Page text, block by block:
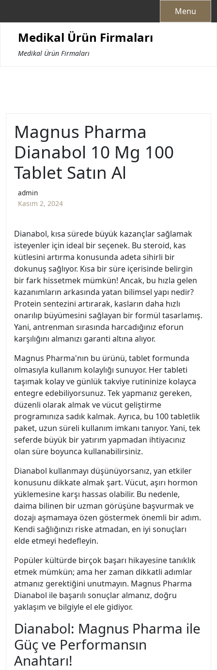
Menu
Medikal Ürün Firmaları
Medikal Ürün Firmaları
Magnus Pharma
Dianabol 10 Mg 100
Tablet Satın Al
admin
Kasım 2, 2024
Dianabol, kısa sürede büyük kazançlar sağlamak
isteyenler için ideal bir seçenek. Bu steroid, kas
kütlesini artırma konusunda adeta sihirli bir
dokunuş sağlıyor. Kısa bir süre içerisinde belirgin
bir fark hissetmek mümkün! Ancak, bu hızla gelen
kazanımların arkasında yatan bilimsel yapı nedir?
Protein sentezini artırarak, kasların daha hızlı
onarılıp büyümesini sağlayan bir formül tasarlamış.
Yani, antrenman sırasında harcadığınız eforun
karşılığını almanızı garanti altına alıyor.
Magnus Pharma'nın bu ürünü, tablet formunda
olmasıyla kullanım kolaylığı sunuyor. Her tableti
taşımak kolay ve günlük takviye rutininize kolayca
entegre edebiliyorsunuz. Tek yapmanız gereken,
düzenli olarak almak ve vücut geliştirme
programınıza sadık kalmak. Ayrıca, bu 100 tabletlik
paket, uzun süreli kullanım imkanı tanıyor. Yani, tek
seferde büyük bir yatırım yapmadan ihtiyacınız
olan süre boyunca kullanabilirsiniz.
Dianabol kullanmayı düşünüyorsanız, yan etkiler
konusunu dikkate almak şart. Vücut, aşırı hormon
yüklemesine karşı hassas olabilir. Bu nedenle,
daima bilinen bir uzman görüşüne başvurmak ve
dozajı aşmamaya özen göstermek önemli bir adım.
Kendi sağlığınızı riske atmadan, en iyi sonuçları
elde etmeyi hedefleyin.
Popüler kültürde birçok başarı hikayesine tanıklık
etmek mümkün; ama her zaman dikkatli adımlar
atmanız gerektiğini unutmayın. Magnus Pharma
Dianabol ile başarılı sonuçlar almanız, doğru
yaklaşım ve bilgiyle el ele gidiyor.
Dianabol: Magnus Pharma ile
Güç ve Performansın
Anahtarı!